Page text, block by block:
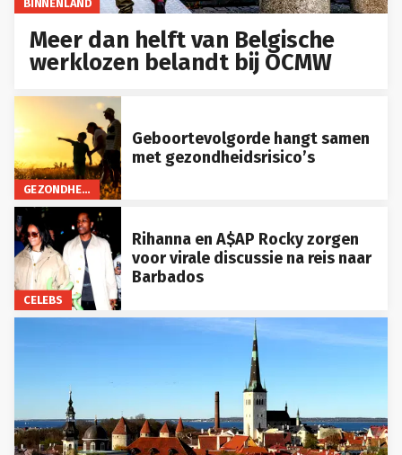
BINNENLAND
Meer dan helft van Belgische
werklozen belandt bij OCMW
GEZONDHEID
Geboortevolgorde hangt samen
met gezondheidsrisico’s
CELEBS
Rihanna en A$AP Rocky zorgen
voor virale discussie na reis naar
Barbados